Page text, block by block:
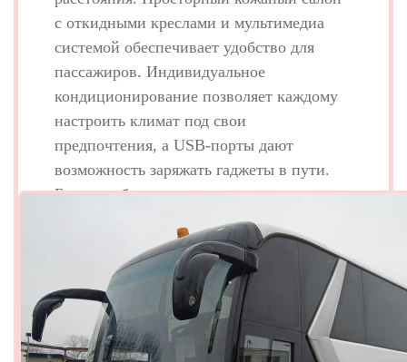
с откидными креслами и мультимедиа
системой обеспечивает удобство для
пассажиров. Индивидуальное
кондиционирование позволяет каждому
настроить климат под свои
предпочтения, а USB-порты дают
возможность заряжать гаджеты в пути.
Большие багажные отделения идеально
подходят для перевозки вещей, а
миникухня и кулер делают поездку еще
более комфортной. Этот автобус —
надежное решение для экскурсий,
трансферов и корпоративных
мероприятий.